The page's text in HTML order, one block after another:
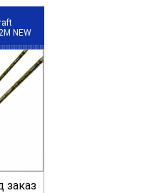
NEW
заказ